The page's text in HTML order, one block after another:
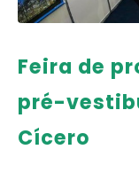
Feira de
pré-
Cícero